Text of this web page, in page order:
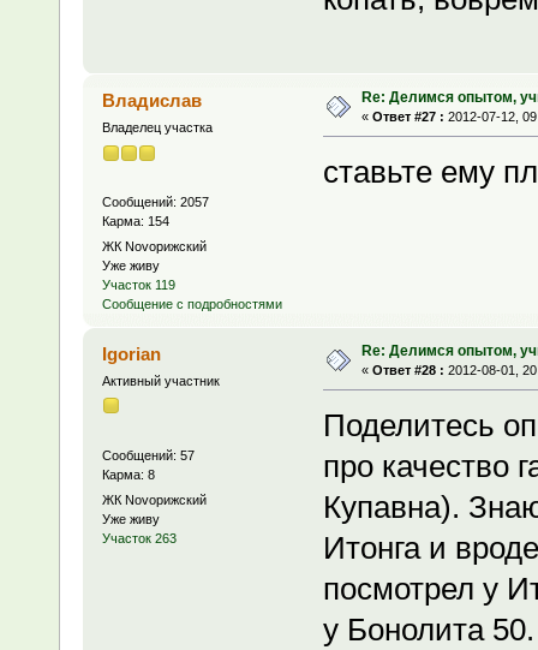
Владислав
Владелец участка
Сообщений: 2057
Карма: 154
ЖК Novoрижский
Уже живу
Участок 119
Сообщение с подробностями
Re: Делимся опытом,
« Ответ #27 : 2012-07-12,
ставьте ему
Igorian
Активный участник
Сообщений: 57
Карма: 8
ЖК Novoрижский
Уже живу
Участок 263
Re: Делимся опытом,
« Ответ #28 : 2012-08-01,
Поделитесь
про качество
Купавна).
Итонга и
посмотрел у
у Бонолита